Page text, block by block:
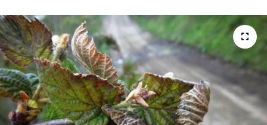
Yetiştirici Soruyor
Dünyada Tarım
Üretici Birlikleri
Şeker ve Şekerli Mamüller